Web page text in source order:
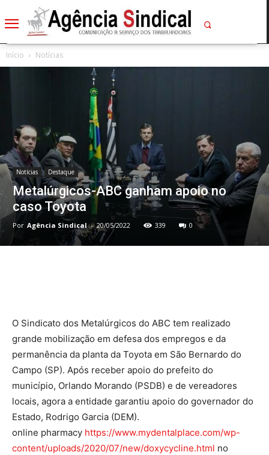
Início Notícias
Notícias Destaque
Metalúrgicos-ABC ganham apoio no
caso Toyota
Por Agência Sindical - 20/05/2022 339 0
O Sindicato dos Metalúrgicos do ABC tem realizado
grande mobilização em defesa dos empregos e da
permanência da planta da Toyota em São Bernardo do
Campo (SP). Após receber apoio do prefeito do
município, Orlando Morando (PSDB) e de vereadores
locais, agora a entidade garantiu apoio do governador do
Estado, Rodrigo Garcia (DEM).
online pharmacy https://www.mydentalplace.com/wp-
content/uploads/2020/07/new/doxycycline.html no